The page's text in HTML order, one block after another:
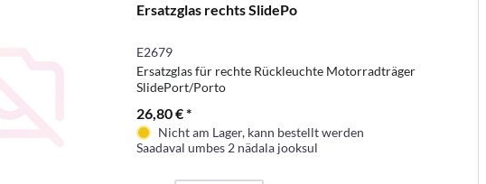
Ersatzglas rechts SlidePo
E2679
Ersatzglas für rechte Rückleuchte Motorradträger
SlidePort/Porto
26,80 € *
Nicht am Lager, kann bestellt werden
Saadaval umbes 2 nädala jooksul